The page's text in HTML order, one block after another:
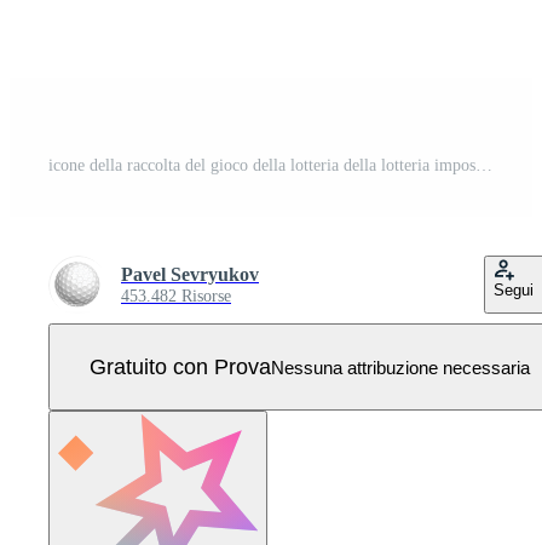
icone della raccolta del gioco della lotteria della lotteria impostano il vettore Vettore Pro
Pavel Sevryukov
453.482 Risorse Segui
Gratuito con ProvaNessuna attribuzione necessaria